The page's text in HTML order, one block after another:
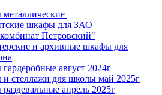
шкафы для ЗАО
Петровский"
и архивные шкафы для
август 2024г
стеллажи для школы май 2025г
апрель 2025г